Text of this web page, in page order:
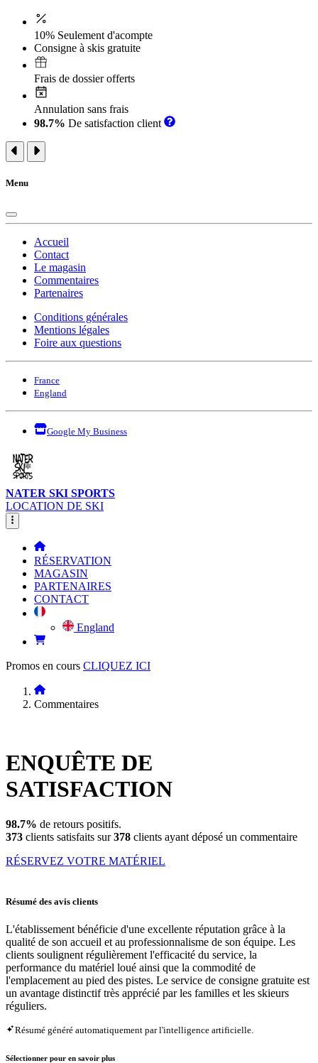
10% Seulement d'acompte
Consigne à skis gratuite
Frais de dossier offerts
Annulation sans frais
98.7% De satisfaction client
Menu
Accueil
Contact
Le magasin
Commentaires
Partenaires
Conditions générales
Mentions légales
Foire aux questions
France
England
Google My Business
NATER SKI SPORTS
LOCATION DE SKI
RÉSERVATION
MAGASIN
PARTENAIRES
CONTACT
England
Promos en cours CLIQUEZ ICI
Commentaires
ENQUÊTE DE
SATISFACTION
98.7% de retours positifs.
373 clients satisfaits sur378 clients ayant déposé un commentaire
RÉSERVEZ VOTRE MATÉRIEL
Résumé des avis clients
L'établissement bénéficie d'une excellente réputation grâce à la
qualité de son accueil et au professionnalisme de son équipe. Les
clients soulignent régulièrement l'efficacité du service, la
performance du matériel loué ainsi que la commodité de
l'emplacement au pied des pistes. Le service de consigne gratuite est
un avantage distinctif très apprécié par les familles et les skieurs
réguliers.
Résumé généré automatiquement par l'intelligence artificielle.
Sélectionner pour en savoir plus